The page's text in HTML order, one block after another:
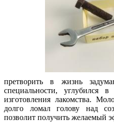
претворить в жизнь
специальности, углубился
изготовления лакомства.
долго ломал голову над
позволит получить желаемый